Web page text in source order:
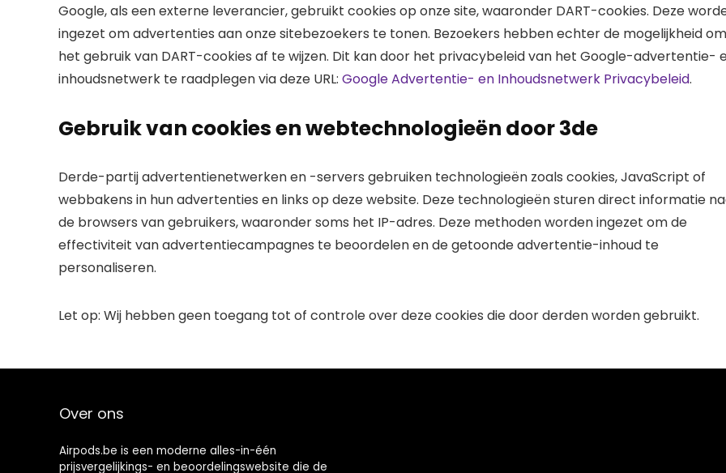
Google, als een externe leverancier, gebruikt cookies op onze site, waaronder DART-cookies. Deze
ingezet om advertenties aan onze sitebezoekers te tonen. Bezoekers hebben echter de mogelijkheid om
het gebruik van DART-cookies af te wijzen. Dit kan door het privacybeleid van het Google-advertentie-
inhoudsnetwerk te raadplegen via deze URL: Google Advertentie- en Inhoudsnetwerk Privacybeleid.
Gebruik van cookies en webtechnologieën door 3de
Derde-partij advertentienetwerken en -servers gebruiken technologieën zoals cookies, JavaScript of
webbakens in hun advertenties en links op deze website. Deze technologieën sturen direct informatie
de browsers van gebruikers, waaronder soms het IP-adres. Deze methoden worden ingezet om de
effectiviteit van advertentiecampagnes te beoordelen en de getoonde advertentie-inhoud te
personaliseren.
Let op: Wij hebben geen toegang tot of controle over deze cookies die door derden worden gebruikt.
Over ons
Airpods.be is een moderne alles-in-één
prijsvergelijkings- en beoordelingswebsite die de